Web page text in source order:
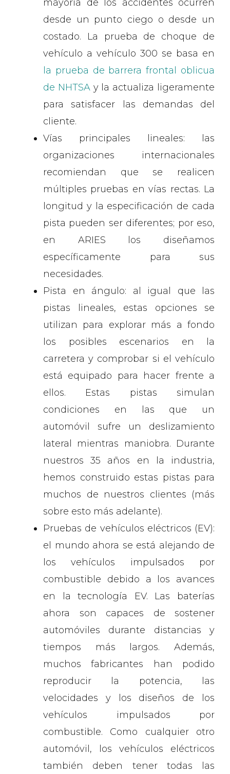
mayoría de los accidentes ocurren
desde un punto ciego o desde un
costado. La prueba de choque de
vehículo a vehículo 300 se basa en
la prueba de barrera frontal oblicua
de NHTSA y la actualiza ligeramente
para satisfacer las demandas del
cliente.
Vías principales lineales: las
organizaciones internacionales
recomiendan que se realicen
múltiples pruebas en vías rectas. La
longitud y la especificación de cada
pista pueden ser diferentes; por eso,
en ARIES los diseñamos
específicamente para sus
necesidades.
Pista en ángulo: al igual que las
pistas lineales, estas opciones se
utilizan para explorar más a fondo
los posibles escenarios en la
carretera y comprobar si el vehículo
está equipado para hacer frente a
ellos. Estas pistas simulan
condiciones en las que un
automóvil sufre un deslizamiento
lateral mientras maniobra. Durante
nuestros 35 años en la industria,
hemos construido estas pistas para
muchos de nuestros clientes (más
sobre esto más adelante).
Pruebas de vehículos eléctricos (EV):
el mundo ahora se está alejando de
los vehículos impulsados ​​por
combustible debido a los avances
en la tecnología EV. Las baterías
ahora son capaces de sostener
automóviles durante distancias y
tiempos más largos. Además,
muchos fabricantes han podido
reproducir la potencia, las
velocidades y los diseños de los
vehículos impulsados ​​por
combustible. Como cualquier otro
automóvil, los vehículos eléctricos
también deben tener todas las